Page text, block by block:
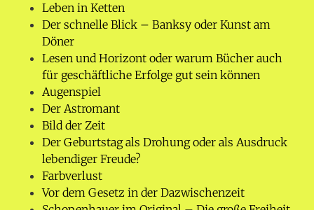
Leben in Ketten
Der schnelle Blick – Banksy oder Kunst am
Döner
Lesen und Horizont oder warum Bücher auch
für geschäftliche Erfolge gut sein können
Augenspiel
Der Astromant
Bild der Zeit
Der Geburtstag als Drohung oder als Ausdruck
lebendiger Freude?
Farbverlust
Vor dem Gesetz in der Dazwischenzeit